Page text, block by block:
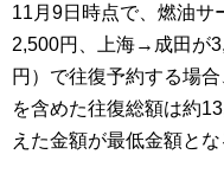
11月9日時点で、燃油
2,500円、上海→成田が
円）で往復予約する場
を含めた往復総額は約
えた金額が最低金額とな